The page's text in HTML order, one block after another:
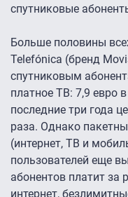
спутниковые
Больше половины
Telefónica (бренд
спутниковым
платное ТВ: 7,9 евро
последние три года
раза. Однако
(интернет, ТВ и
пользователей еще
абонентов платит
интернет,